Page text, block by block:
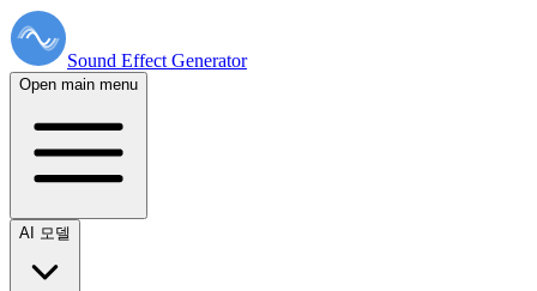
Sound Effect Generator
Open main menu
AI 모델